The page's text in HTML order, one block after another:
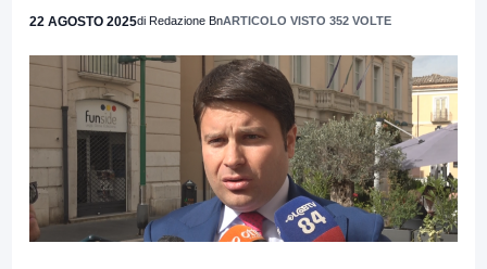
22 AGOSTO 2025di Redazione BnARTICOLO VISTO 352 VOLTE